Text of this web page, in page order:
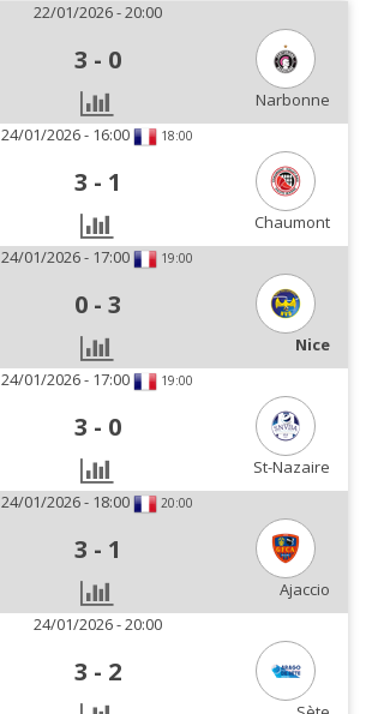
22/01/2026 - 20:00
3 - 0
Narbonne
24/01/2026 - 16:00
18:00
3 - 1
Chaumont
24/01/2026 - 17:00
19:00
0 - 3
Nice
24/01/2026 - 17:00
19:00
3 - 0
St-Nazaire
24/01/2026 - 18:00
20:00
3 - 1
Ajaccio
24/01/2026 - 20:00
3 - 2